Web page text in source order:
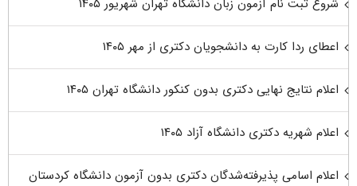
اعطای ردا کارت به دانشجویان دکتری از مهر ۱۴۰۵
اعلام نتایج نهایی دکتری بدون کنکور دانشگاه تهران ۱۴۰۵
اعلام شهریه دکتری دانشگاه آزاد ۱۴۰۵
اعلام اسامی پذیرفته‌شدگان دکتری بدون آزمون دانشگاه کردستان